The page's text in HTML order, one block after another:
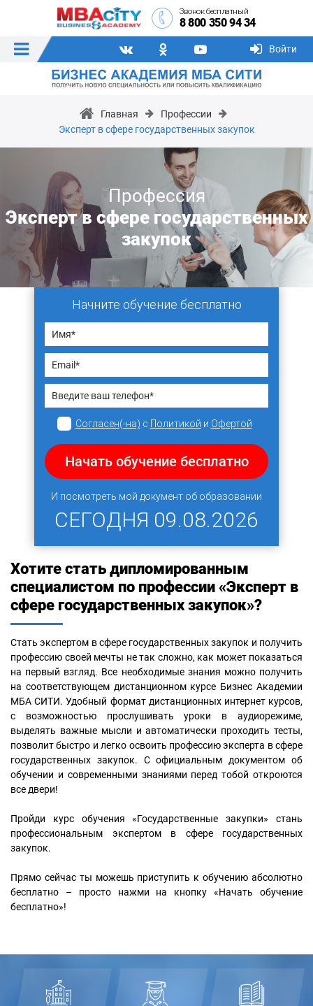
Звонок бесплатный
8 800 350 94 34
Войти
Главная
Профессии
Эксперт в сфере государственных закупок
Профессия
Эксперт в сфере государственных
закупок
Начните обучение бесплатно
Согласен(-на) с Политикой и Офертой
Начать обучение бесплатно
И посмотреть мой документ об образовании
СЕГОДНЯ 09.08.2026
Хотите стать дипломированным
специалистом по профессии «Эксперт в
сфере государственных закупок»?
Стать экспертом в сфере государственных закупок и получить
профессию своей мечты не так сложно, как может показаться
на первый взгляд. Все необходимые знания можно получить
на соответствующем дистанционном курсе Бизнес Академии
МБА СИТИ. Удобный формат дистанционных интернет курсов,
с возможностью прослушивать уроки в аудиорежиме,
выделять важные мысли и автоматически проходить тесты,
позволит быстро и легко освоить профессию эксперта в сфере
государственных закупок. С официальным документом об
обучении и современными знаниями перед тобой откроются
все двери!
Пройди курс обучения «Государственные закупки» стань
профессиональным экспертом в сфере государственных
закупок.
Прямо сейчас ты можешь приступить к обучению абсолютно
бесплатно – просто нажми на кнопку «Начать обучение
бесплатно»!